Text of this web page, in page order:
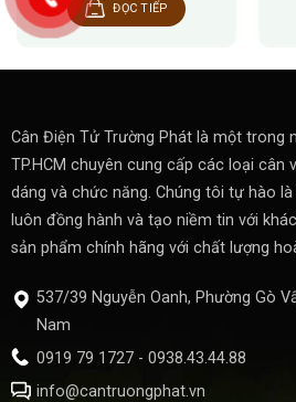
ĐỌC TIẾP
Cân Điện Tử Trường Phát là một trong
TP.HCM chuyên cung cấp các loại cân
dáng và chức năng. Chúng tôi tự hào
luôn đồng hành và tạo niềm tin với
sản phẩm chính hãng với chất lượng
537/39 Nguyễn Oanh, Phường Gò
Nam
0919 79 1727 - 0938.43.44.88
info@cantruongphat.vn